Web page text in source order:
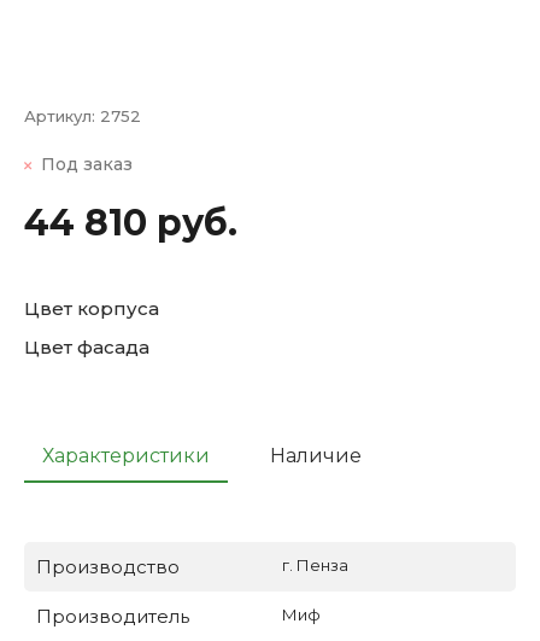
Артикул: 2752
Под заказ
44 810 руб.
Цвет корпуса
Цвет фасада
Характеристики Наличие
Производство г. Пенза
Производитель Миф